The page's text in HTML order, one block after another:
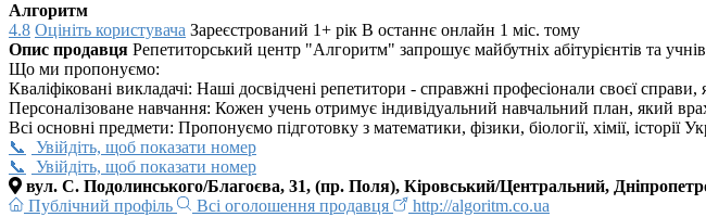
Алгоритм
4.8 Оцініть користувача Зареєстрований 1+ рік В останнє онлайн 1 міс. тому
Опис продавця Репетиторський центр "Алгоритм" запрошує майбутніх абітурієнтів та
Що ми пропонуємо:
Кваліфіковані викладачі: Наші досвідчені репетитори - справжні професіонали своєї
Персоналізоване навчання: Кожен учень отримує індивідуальний навчальний план, який
Всі основні предмети: Пропонуємо підготовку з математики, фізики, біології, хімії, історії
Увійдіть, щоб показати номер
Увійдіть, щоб показати номер
вул. С. Подолинського/Благоєва, 31, (пр. Поля), Кіровський/Центральний,
Публічний профіль
Всі оголошення продавця http://algoritm.co.ua